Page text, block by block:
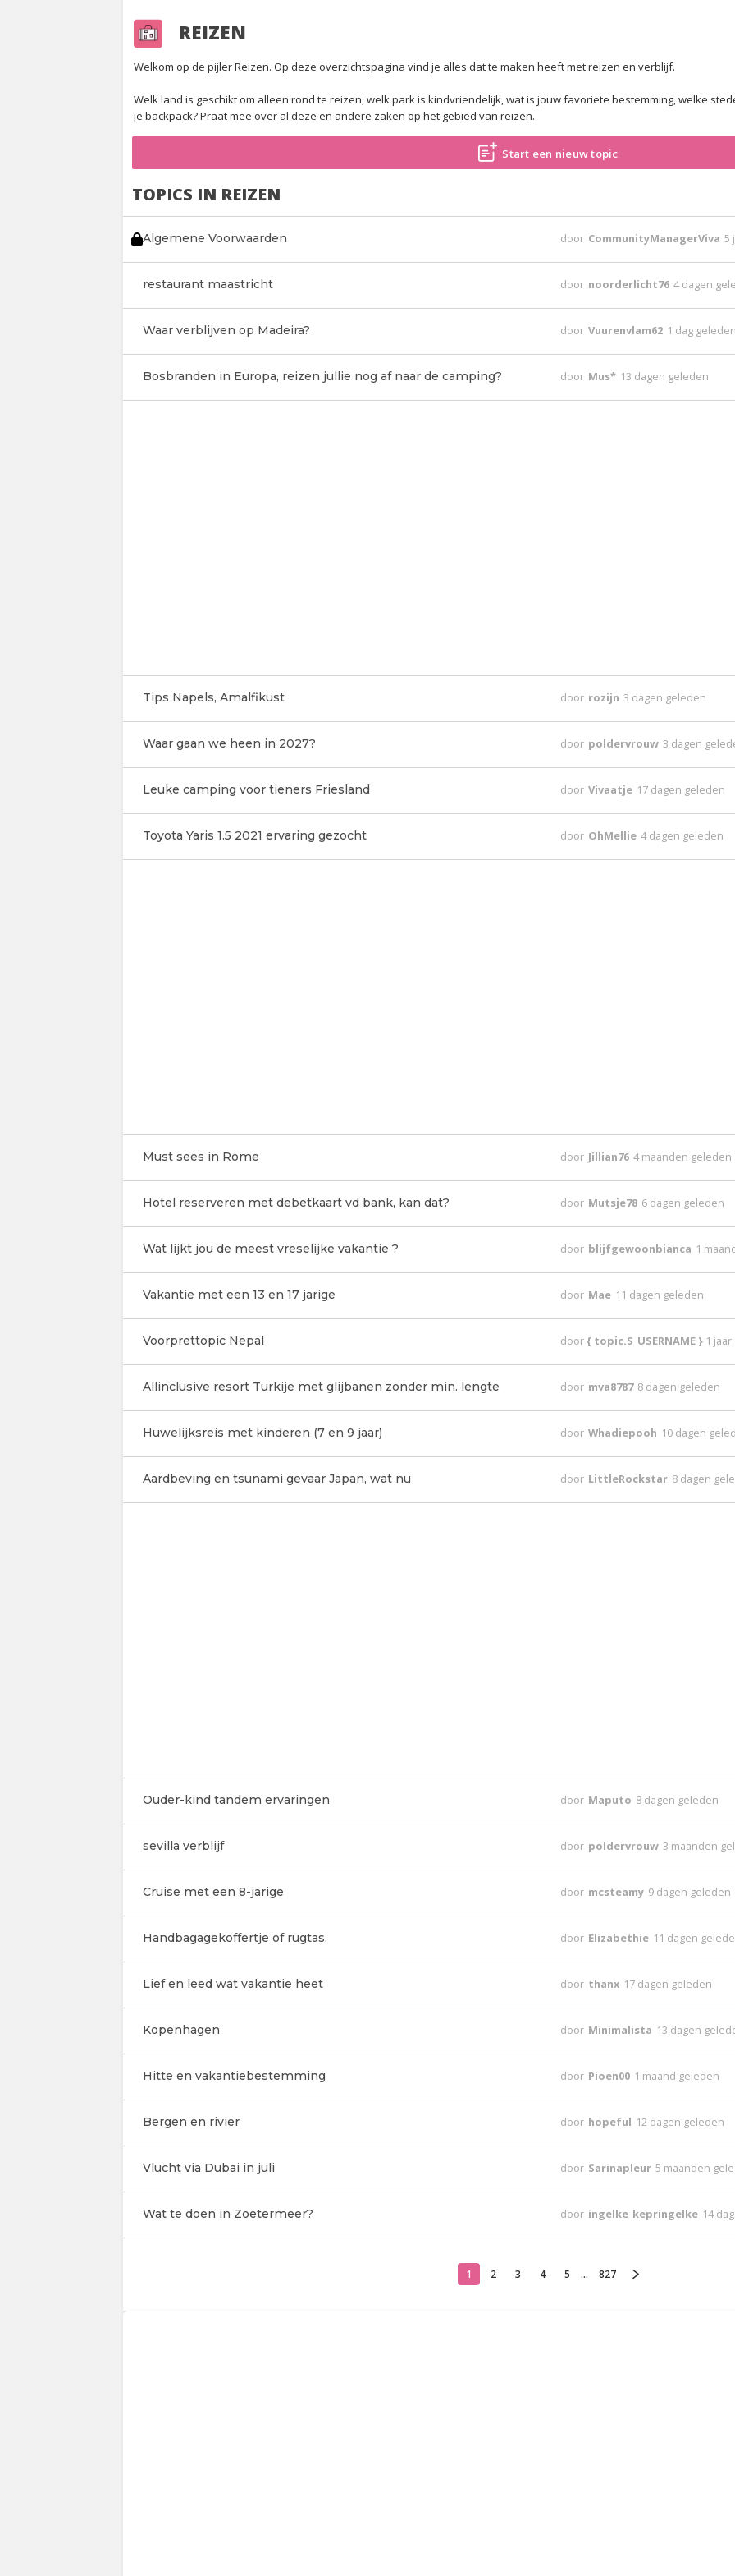
REIZEN
Welkom op de pijler Reizen. Op deze overzichtspagina vind je alles dat te maken heeft met reizen en verblijf.
Welk land is geschikt om alleen rond te reizen, welk park is kindvriendelijk, wat is jouw favoriete bestemming, welke
je backpack? Praat mee over al deze en andere zaken op het gebied van reizen.
Start een nieuw topic
TOPICS IN REIZEN
Algemene Voorwaarden door CommunityManagerViva 5
restaurant maastricht door noorderlicht76 4 dagen
Waar verblijven op Madeira? door Vuurenvlam62 1 dag geleden
Bosbranden in Europa, reizen jullie nog af naar de camping? door Mus* 13 dagen geleden
Tips Napels, Amalfikust door rozijn 3 dagen geleden
Waar gaan we heen in 2027? door poldervrouw 3 dagen
Leuke camping voor tieners Friesland door Vivaatje 17 dagen geleden
Toyota Yaris 1.5 2021 ervaring gezocht door OhMellie 4 dagen geleden
Must sees in Rome door Jillian76 4 maanden geleden
Hotel reserveren met debetkaart vd bank, kan dat? door Mutsje78 6 dagen geleden
Wat lijkt jou de meest vreselijke vakantie ? door blijfgewoonbianca 1
Vakantie met een 13 en 17 jarige door Mae 11 dagen geleden
Voorprettopic Nepal door{ topic.S_USERNAME } 1
Allinclusive resort Turkije met glijbanen zonder min. lengte door mva8787 8 dagen geleden
Huwelijksreis met kinderen (7 en 9 jaar) door Whadiepooh 10 dagen
Aardbeving en tsunami gevaar Japan, wat nu door LittleRockstar 8 dagen
Ouder-kind tandem ervaringen door Maputo 8 dagen geleden
sevilla verblijf door poldervrouw 3 maanden
Cruise met een 8-jarige door mcsteamy 9 dagen geleden
Handbagagekoffertje of rugtas. door Elizabethie 11 dagen
Lief en leed wat vakantie heet door thanx 17 dagen geleden
Kopenhagen door Minimalista 13 dagen
Hitte en vakantiebestemming door Pioen00 1 maand geleden
Bergen en rivier door hopeful 12 dagen geleden
Vlucht via Dubai in juli door Sarinapleur 5 maanden
Wat te doen in Zoetermeer? door ingelke_kepringelke 14
1 2 3 4 5 ... 827